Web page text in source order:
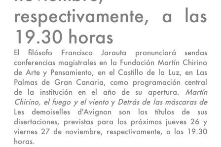
respectivamente, a las
19.30 horas
El filósofo Francisco Jarauta pronunciará sendas
conferencias magistrales en la Fundación Martín Chirino
de Arte y Pensamiento, en el Castillo de la Luz, en Las
Palmas de Gran Canaria, como programación central
de la institución en el año de su apertura. Martín
Chirino, el fuego y el vientoy Detrás de las máscaras de
Les demoiselles d'Avignon son los títulos de sus
disertaciones, previstas para los próximos jueves 26 y
viernes 27 de noviembre, respectivamente, a las 19.30
horas.